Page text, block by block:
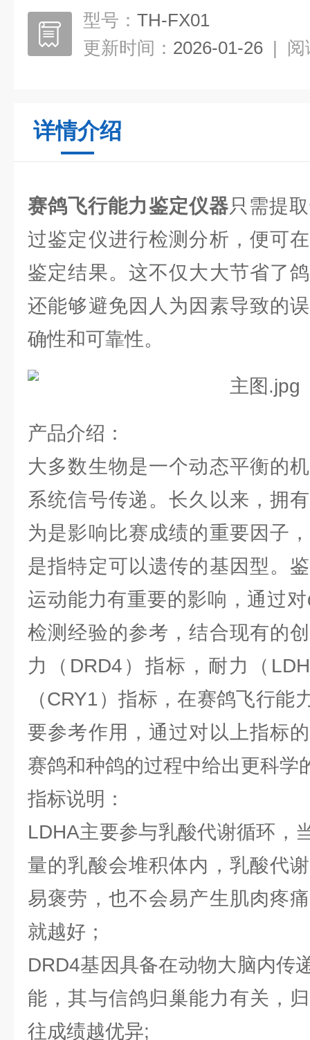
型号： TH-FX01
更新时间： 2026-01-26 | 阅
详情介绍
赛鸽飞行能力鉴定仪器只需提
过鉴定仪进行检测分析，便可
鉴定结果。这不仅大大节省了
还能够避免因人为因素导致的
确性和可靠性。
产品介绍：
大多数生物是一个动态平衡的
系统信号传递。长久以来，拥
为是影响比赛成绩的重要因子
是指特定可以遗传的基因型。
运动能力有重要的影响，通过
检测经验的参考，结合现有的
力（DRD4）指标，耐力（
（CRY1）指标，在赛鸽飞行能
要参考作用，通过对以上指标
赛鸽和种鸽的过程中给出更科学
指标说明：
LDHA主要参与乳酸代谢循环，
量的乳酸会堆积体内，乳酸代
易褒劳，也不会易产生肌肉疼
就越好；
DRD4基因具备在动物大脑内传
能，其与信鸽归巢能力有关，
往成绩越优异;